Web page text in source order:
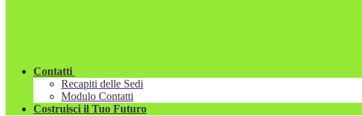
Contatti
Recapiti delle Sedi
Modulo Contatti
Costruisci il Tuo Futuro